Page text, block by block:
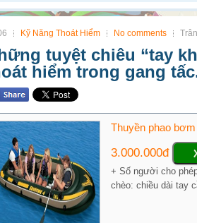
Kỹ Năng Thoát Hiểm No comments
tuyệt chiêu “tay
hiểm trong gang
Thuyền phao
3.000.000đ
+ Số người cho
chèo: chiều dài tay